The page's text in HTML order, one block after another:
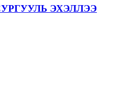
ЭХЭЛЛЭЭ